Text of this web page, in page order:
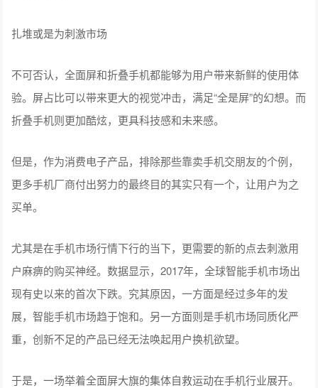
扎堆或是为刺激市场
不可否认，全面屏和折叠手机都能够为用户带来新鲜的使用体
验。屏占比可以带来更大的视觉冲击，满足“全是屏”的幻想。而
折叠手机则更加酷炫，更具科技感和未来感。
但是，作为消费电子产品，排除那些靠卖手机交朋友的个例，
更多手机厂商付出努力的最终目的其实只有一个，让用户为之
买单。
尤其是在手机市场行情下行的当下，更需要的新的点去刺激用
户麻痹的购买神经。数据显示，2017年，全球智能手机市场出
现有史以来的首次下跌。究其原因，一方面是经过多年的发
展，智能手机市场趋于饱和。另一方面则是手机市场同质化严
重，创新不足的产品已经无法唤起用户换机欲望。
于是，一场举着全面屏大旗的集体自救运动在手机行业展开。